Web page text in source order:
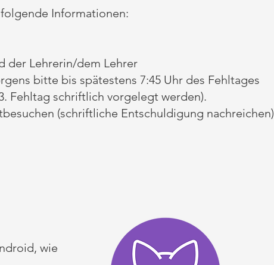
Informationen:
der Lehrerin/dem Lehrer
bitte bis spätestens 7:45 Uhr des Fehltages
Fehltag schriftlich vorgelegt werden).
(schriftliche Entschuldigung nachreichen)
wie